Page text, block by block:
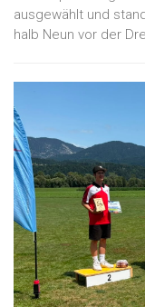
ausgewählt und
halb Neun vor der